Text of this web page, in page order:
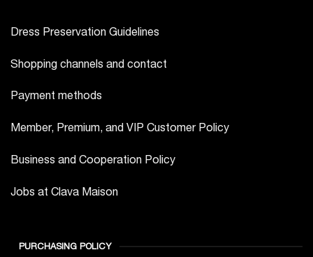
Dress Preservation Guidelines
Shopping channels and contact
Payment methods
Member, Premium, and VIP Customer Policy
Business and Cooperation Policy
Jobs at Clava Maison
PURCHASING POLICY